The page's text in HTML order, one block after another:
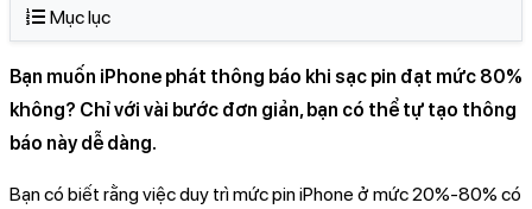
Mục lục
Bạn muốn iPhone phát thông báo khi sạc pin đạt mức 80%
không? Chỉ với vài bước đơn giản, bạn có thể tự tạo thông
báo này dễ dàng.
Bạn có biết rằng việc duy trì mức pin iPhone ở mức 20%-80% có